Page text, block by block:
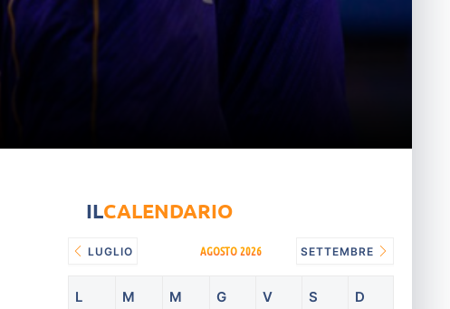
ILCALENDARIO
LUGLIO AGOSTO 2026 SETTEMBRE
L M M G V S D